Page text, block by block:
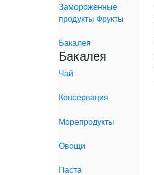
Замороженные
продукты Фрукты
Бакалея
Бакалея
Чай
Консервация
Морепродукты
Овощи
Паста